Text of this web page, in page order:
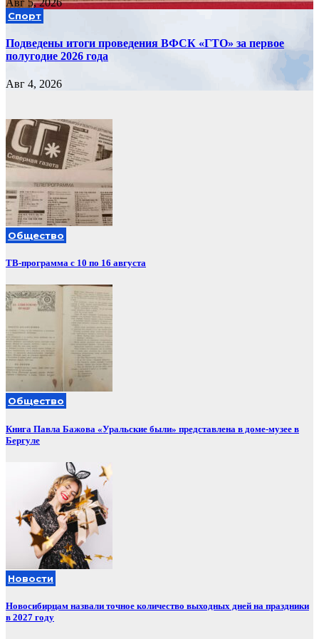
Спорт
Подведены итоги проведения ВФСК «ГТО» за первое
полугодие 2026 года
Авг 4, 2026
Общество
ТВ-программа с 10 по 16 августа
Общество
Книга Павла Бажова «Уральские были» представлена в доме-музее в
Бергуле
Новости
Новосибирцам назвали точное количество выходных дней на праздники
в 2027 году